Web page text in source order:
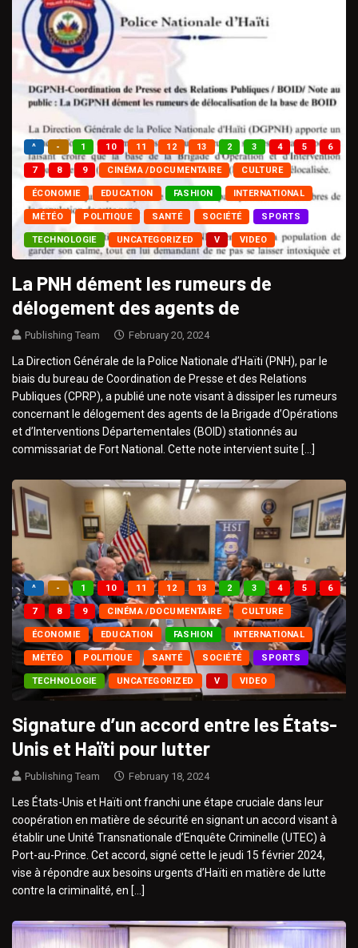
^ - 1 10 11 12 13 2 3 4 5 6
7 8 9 CINÉMA /DOCUMENTAIRE CULTURE
ÉCONOMIE EDUCATION FASHION INTERNATIONAL
MÉTÉO POLITIQUE SANTÉ SOCIÉTÉ SPORTS
TECHNOLOGIE UNCATEGORIZED V VIDEO
La PNH dément les rumeurs de
délogement des agents de
Publishing Team February 20, 2024
La Direction Générale de la Police Nationale d’Haïti (PNH), par le
biais du bureau de Coordination de Presse et des Relations
Publiques (CPRP), a publié une note visant à dissiper les rumeurs
concernant le délogement des agents de la Brigade d’Opérations
et d’Interventions Départementales (BOID) stationnés au
commissariat de Fort National. Cette note intervient suite […]
^ - 1 10 11 12 13 2 3 4 5 6
7 8 9 CINÉMA /DOCUMENTAIRE CULTURE
ÉCONOMIE EDUCATION FASHION INTERNATIONAL
MÉTÉO POLITIQUE SANTÉ SOCIÉTÉ SPORTS
TECHNOLOGIE UNCATEGORIZED V VIDEO
Signature d’un accord entre les États-
Unis et Haïti pour lutter
Publishing Team February 18, 2024
Les États-Unis et Haïti ont franchi une étape cruciale dans leur
coopération en matière de sécurité en signant un accord visant à
établir une Unité Transnationale d’Enquête Criminelle (UTEC) à
Port-au-Prince. Cet accord, signé cette le jeudi 15 février 2024,
vise à répondre aux besoins urgents d’Haïti en matière de lutte
contre la criminalité, en […]